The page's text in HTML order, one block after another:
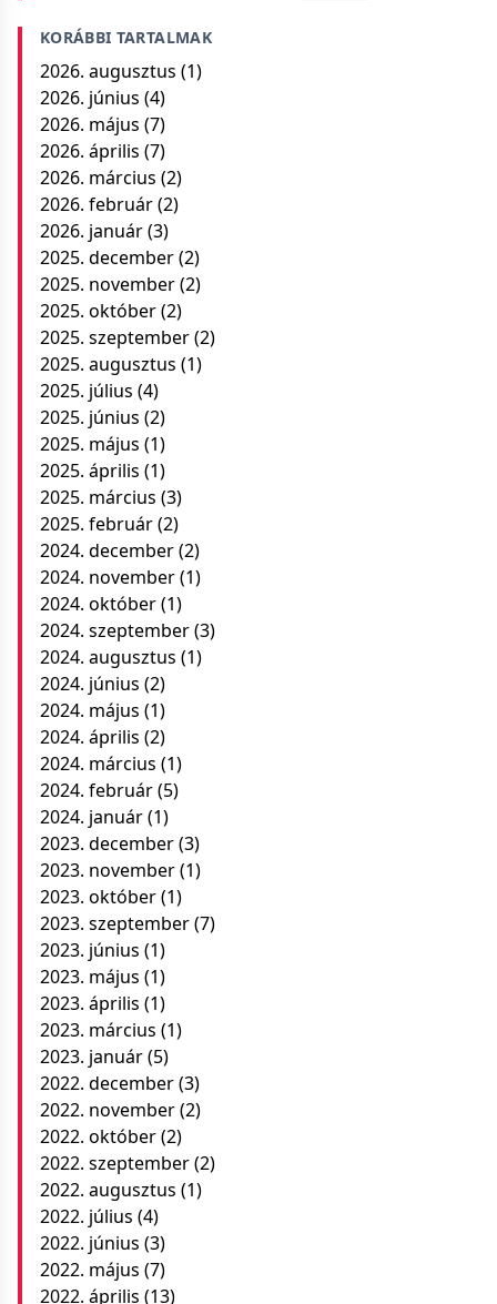
KORÁBBI TARTALMAK
2026. augusztus (1)
2026. június (4)
2026. május (7)
2026. április (7)
2026. március (2)
2026. február(2)
2026. január(3)
2025. december(2)
2025. november(2)
2025. október(2)
2025. szeptember(2)
2025. augusztus (1)
2025. július (4)
2025. június (2)
2025. május (1)
2025. április (1)
2025. március (3)
2025. február(2)
2024. december(2)
2024. november(1)
2024. október(1)
2024. szeptember(3)
2024. augusztus (1)
2024. június (2)
2024. május (1)
2024. április (2)
2024. március (1)
2024. február(5)
2024. január(1)
2023. december(3)
2023. november(1)
2023. október(1)
2023. szeptember(7)
2023. június (1)
2023. május (1)
2023. április (1)
2023. március (1)
2023. január(5)
2022. december(3)
2022. november(2)
2022. október(2)
2022. szeptember(2)
2022. augusztus (1)
2022. július (4)
2022. június (3)
2022. május (7)
2022. április (13)